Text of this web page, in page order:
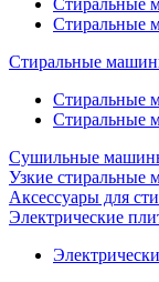
Стиральные
Стиральные
Стиральные
Стиральные
Стиральные
Сушильные
Узкие стиральные
Аксессуары для
Электрические